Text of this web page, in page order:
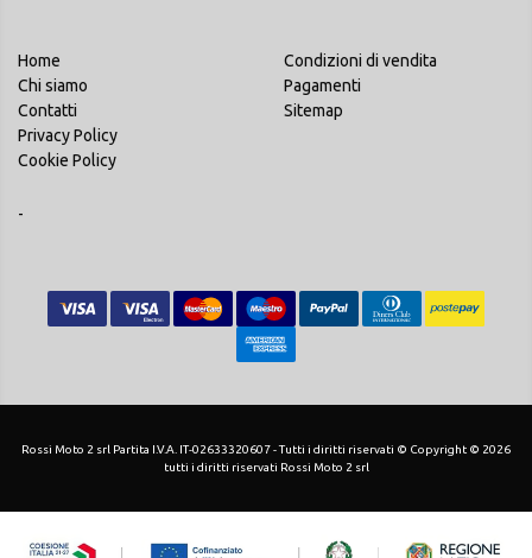
Home
Chi siamo
Contatti
Privacy Policy
Cookie Policy
Condizioni di vendita
Pagamenti
Sitemap
-
Rossi Moto 2 srl Partita I.V.A. IT-02633320607 - Tutti i diritti riservati © Copyright © 2026
tutti i diritti riservati Rossi Moto 2 srl